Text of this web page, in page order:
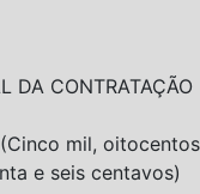
DA CONTRATAÇÃO
mil,
e seis centavos)